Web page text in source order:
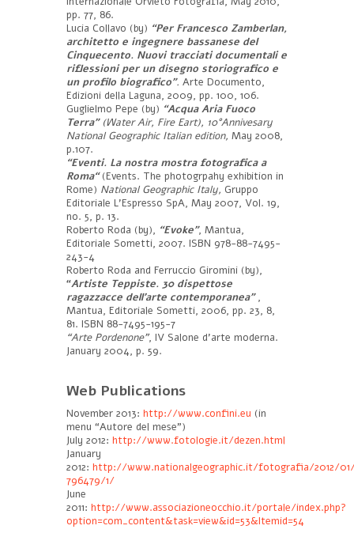
pp. 77, 86.
Lucia Collavo (by) “Per Francesco Zamberlan,
architetto e ingegnere bassanese del
Cinquecento. Nuovi tracciati documentali e
riflessioni per un disegno storiografico e
un profilo biografico”. Arte Documento,
Edizioni della Laguna, 2009, pp. 100, 106.
Guglielmo Pepe (by) “Acqua Aria Fuoco
Terra”(Water Air, Fire Eart), 10°Annivesary
National Geographic Italian edition, May 2008,
p.107.
“Eventi. La nostra mostra fotografica a
Roma“(Events. The photogrpahy exhibition in
Rome) National Geographic Italy, Gruppo
Editoriale L’Espresso SpA, May 2007, Vol. 19,
no. 5, p. 13.
Roberto Roda (by), “Evoke”, Mantua,
Editoriale Sometti, 2007. ISBN 978-88-7495-
243-4
Roberto Roda and Ferruccio Giromini (by),
“Artiste Teppiste. 30 dispettose
ragazzacce dell’arte contemporanea”,
Mantua, Editoriale Sometti, 2006, pp. 23, 8,
81. ISBN 88-7495-195-7
“Arte Pordenone”, IV Salone d’arte moderna.
January 2004, p. 59.
Web Publications
November 2013: http://www.confini.eu (in
menu “Autore del mese”)
July 2012: http://www.fotologie.it/dezen.html
January
2012: http://www.nationalgeographic.it/fotografia/2012/
796479/1/
June
2011: http://www.associazioneocchio.it/portale/index.php?
option=com_content&task=view&id=53&Itemid=54